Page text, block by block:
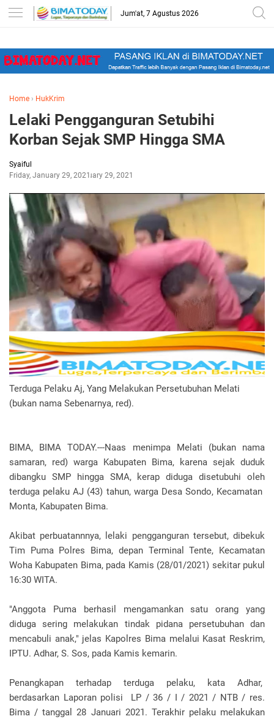
-->
Jum'at, 7 Agustus 2026
Home › HukKrim
Lelaki Pengganguran Setubihi
Korban Sejak SMP Hingga SMA
Syaiful
Friday, January 29, 2021January 29, 2021
Terduga Pelaku Aj, Yang Melakukan Persetubuhan Melati
(bukan nama Sebenarnya, red).
BIMA, BIMA TODAY.---Naas menimpa Melati (bukan nama
samaran, red) warga Kabupaten Bima, karena sejak duduk
dibangku SMP hingga SMA, kerap diduga disetubuhi oleh
terduga pelaku AJ (43) tahun, warga Desa Sondo, Kecamatan
Monta, Kabupaten Bima.
Akibat perbuatannnya, lelaki pengganguran tersebut, dibekuk
Tim Puma Polres Bima, depan Terminal Tente, Kecamatan
Woha Kabupaten Bima, pada Kamis (28/01/2021) sekitar pukul
16:30 WITA.
"Anggota Puma berhasil mengamankan satu orang yang
diduga sering melakukan tindak pidana persetubuhan dan
mencabuli anak," jelas Kapolres Bima melalui Kasat Reskrim,
IPTU. Adhar, S. Sos, pada Kamis kemarin.
Penangkapan terhadap terduga pelaku, kata Adhar,
berdasarkan Laporan polisi LP / 36 / I / 2021 / NTB / res.
Bima / tanggal 28 Januari 2021. Terakhir pelaku melakukan